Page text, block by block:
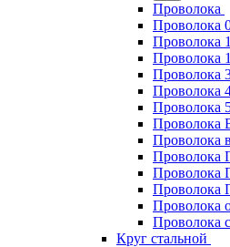
Проволока
Проволока
Проволока
Проволока
Проволока
Проволока
Проволока
Проволока
Проволока
Проволока
Проволока
Проволока
Проволока
Проволока
Круг стальной